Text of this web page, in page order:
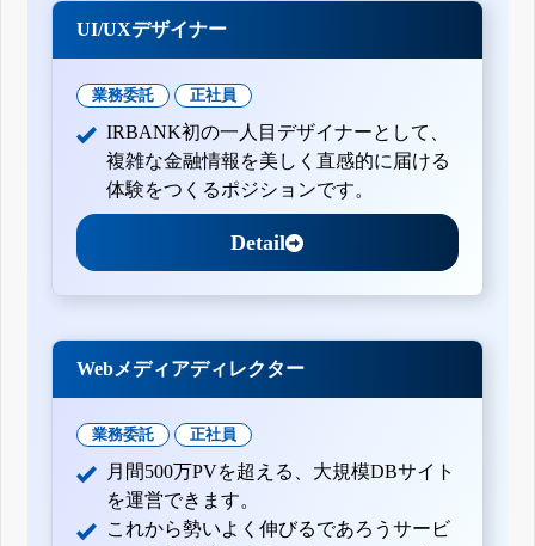
UI/UXデザイナー
業務委託 正社員
IRBANK初の一人目デザイナーとして、
複雑な金融情報を美しく直感的に届ける
体験をつくるポジションです。
Detail
Webメディアディレクター
業務委託 正社員
月間500万PVを超える、大規模DBサイト
を運営できます。
これから勢いよく伸びるであろうサービ